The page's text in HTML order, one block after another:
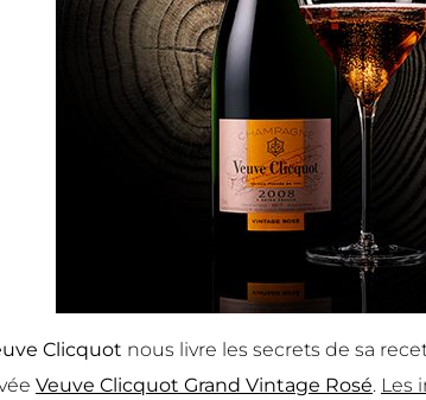
Clicquot nous livre les secrets de sa
Veuve Clicquot Grand Vintage Rosé. Les